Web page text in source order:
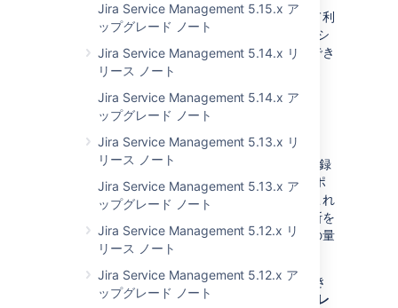
Jira Service Management 5.15.x ア
ップグレード ノート
Jira Service Management 5.14.x リ
リース ノート
Jira Service Management 5.14.x ア
ップグレード ノート
Jira Service Management 5.13.x リ
リース ノート
Jira Service Management 5.13.x ア
ップグレード ノート
Jira Service Management 5.12.x リ
リース ノート
Jira Service Management 5.12.x ア
ップグレード ノート
送信メールの設定では、プロバイダーに応じて利
用可能な認証方法を選択するか、JNDI ロケーシ
ョンの使用を有効化できます。設定の準備ができ
たら、変更を適用する前に接続をテストできま
JFR の診断記録設定
JFR (Java Flight Recorder) によって、診断記録
をユーザー インターフェイスと REST エンドポ
イントから設定できる機能を追加しました。これ
で、必要な情報を取得する目的で、問題の診断を
簡素化して改善するために記録されるデータの量
を設定できます。
これを実行するには、次の JFR 設定を調整でき
記録期間の上限、記録サイズの上限
スレ